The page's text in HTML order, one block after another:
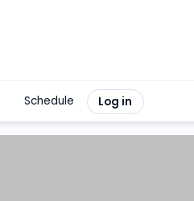
Schedule Log in